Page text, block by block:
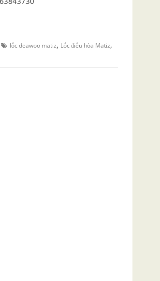
lốc deawoo matiz, Lốc điều hòa Matiz,